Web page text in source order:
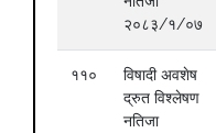
२०८३/१/०७
११०
विषादी अवशेष
द्रुत विश्लेषण
नतिजा